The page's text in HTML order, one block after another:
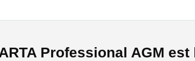
Professional AGM